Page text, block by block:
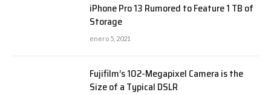
iPhone Pro 13 Rumored to Feature 1 TB of
Storage
enero 5, 2021
Fujifilm’s 102-Megapixel Camera is the
Size of a Typical DSLR